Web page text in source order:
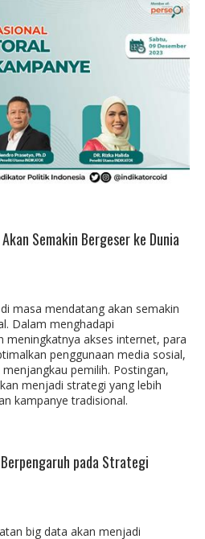
Semakin Bergeser ke Dunia
masa mendatang akan semakin
Dalam menghadapi
meningkatnya akses internet, para
penggunaan media sosial,
pemilih. Postingan,
menjadi strategi yang lebih
kampanye tradisional.
pada Strategi
big data akan menjadi